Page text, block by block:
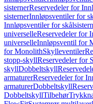
sisternerReservedeler for
sisternerInnløpsventiler for
Innløpsventiler for
universelleReservedeler for
universelleInnløpsventil for
for MonolithSkylleventiler
stopp-skyllReservedeler for
skyllDobbeltskyll
armaturerReservedeler for
armaturerDobbeltskyll
DobbeltskyllTilbehør